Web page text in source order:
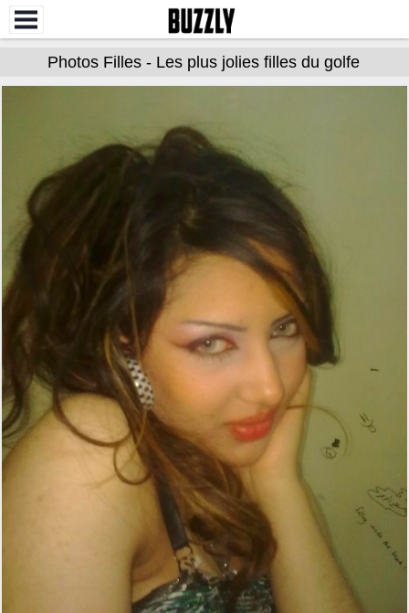
Photos Filles - Les plus jolies filles du golfe